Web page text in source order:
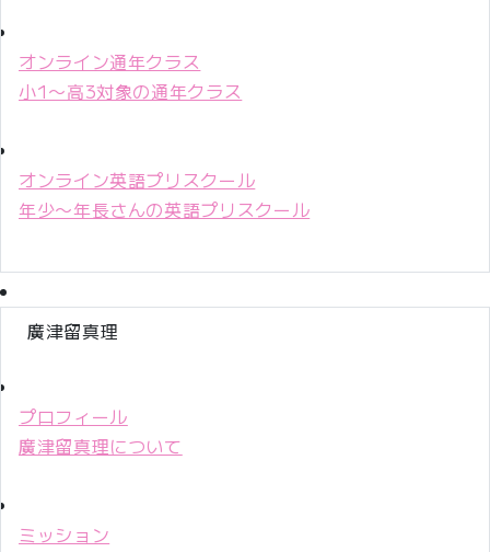
オンライン通年クラス
小1〜高3対象の通年クラス
オンライン英語プリスクール
年少〜年長さんの英語プリスクール
廣津留真理
プロフィール
廣津留真理について
ミッション